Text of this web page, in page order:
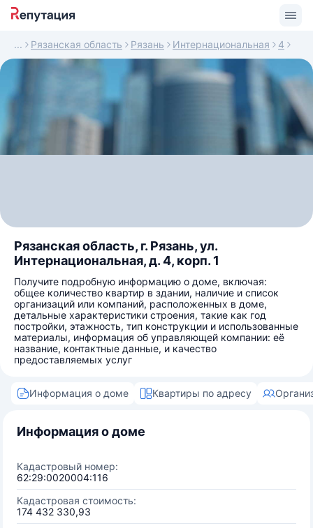
Рязанская область Рязань Интернациональная 4
Рязанская область, г. Рязань, ул.
Интернациональная, д. 4, корп. 1
Получите подробную информацию о доме, включая:
общее количество квартир в здании, наличие и список
организаций или компаний, расположенных в доме,
детальные характеристики строения, такие как год
постройки, этажность, тип конструкции и использованные
материалы, информация об управляющей компании: её
название, контактные данные, и качество
предоставляемых услуг
Информация о доме Квартиры по адресу
Информация о доме
Кадастровый номер:
62:29:0020004:116
Кадастровая стоимость:
174 432 330,93